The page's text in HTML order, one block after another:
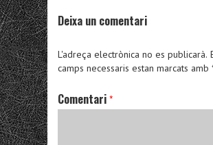
Deixa un comentari
L'adreça electrònica no es publicarà.
camps necessaris estan marcats amb
Comentari *